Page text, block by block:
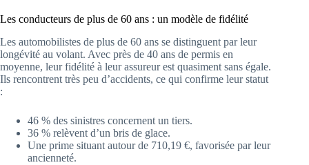
Les conducteurs de plus de 60 ans : un modèle de fidélité
Les automobilistes de plus de 60 ans se distinguent par leur
longévité au volant. Avec près de 40 ans de permis en
moyenne, leur fidélité à leur assureur est quasiment sans égale.
Ils rencontrent très peu d’accidents, ce qui confirme leur statut
:
46 % des sinistres concernent un tiers.
36 % relèvent d’un bris de glace.
Une prime situant autour de 710,19 €, favorisée par leur
ancienneté.